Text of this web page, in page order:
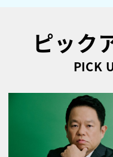
ピック
PICK